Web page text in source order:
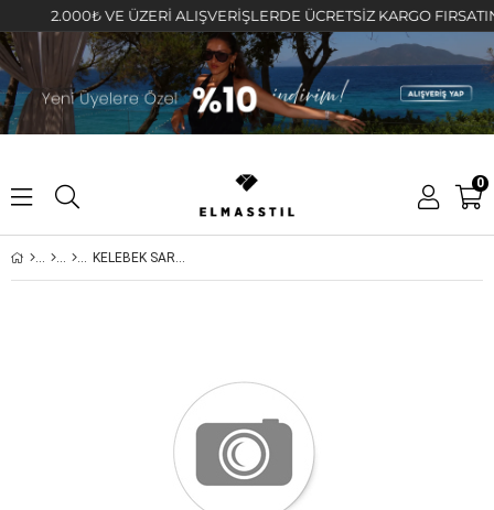
2.000₺ VE ÜZERİ ALIŞVERİŞLERDE ÜCRETSİZ KARGO FIRSATINI
0
KELEBEK SARKINTILI TAŞLI HALKA KÜPE